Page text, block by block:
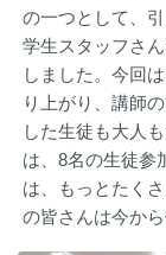
の一つとして、
学生スタッフさ
しました。今回
り上がり、講師
した生徒も大人
は、8名の生徒参
は、もっとたく
の皆さんは今か